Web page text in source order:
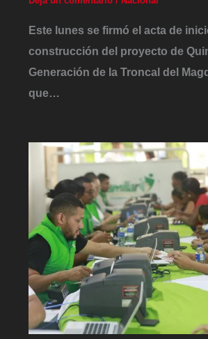
Este lunes se firmó el acta de
construcción del proyecto de
Generación de la Troncal del
que…